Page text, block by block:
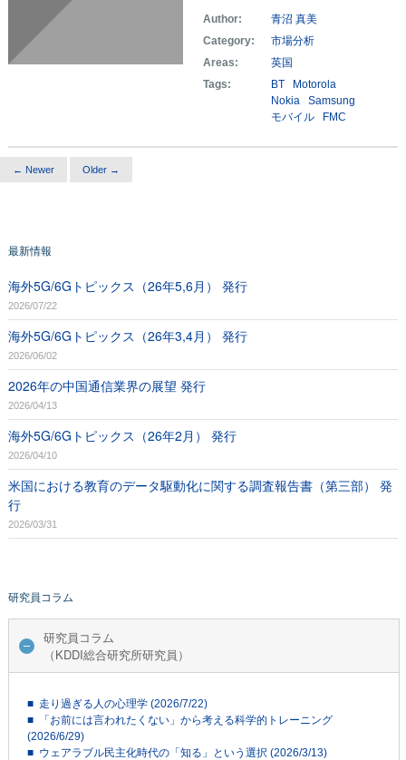
Author:
青沼 真美
Category:
市場分析
Areas:
英国
Tags:
BT
Motorola
Nokia
Samsung
モバイル
FMC
← Newer Older →
最新情報
海外5G/6Gトピックス（26年5,6月） 発行
2026/07/22
海外5G/6Gトピックス（26年3,4月） 発行
2026/06/02
2026年の中国通信業界の展望 発行
2026/04/13
海外5G/6Gトピックス（26年2月） 発行
2026/04/10
米国における教育のデータ駆動化に関する調査報告書（第三部） 発
行
2026/03/31
研究員コラム
研究員コラム
（KDDI総合研究所研究員）
■ 走り過ぎる人の心理学 (2026/7/22)
■ 「お前には言われたくない」から考える科学的トレーニング
(2026/6/29)
■ ウェアラブル民主化時代の「知る」という選択 (2026/3/13)